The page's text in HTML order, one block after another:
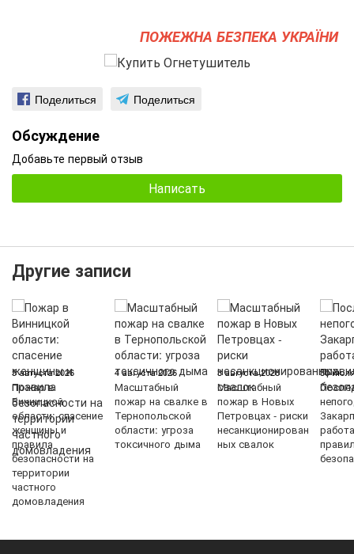
ПОЖЕЖНА БЕЗПЕКА УКРАЇНИ
Поделиться Поделиться
Обсуждение
Добавьте первый отзыв
Написать
Другие записи
5 августа 2026
Пожар в
Винницкой
области: спасение
женщины и
правила
безопасности на
территории
частного
домовладения
4 августа 2026
Масштабный
пожар на свалке в
Тернопольской
области: угроза
токсичного дыма
3 августа 2026
Масштабный
пожар в Новых
Петровцах - риски
несанкционирован
ных свалок
30